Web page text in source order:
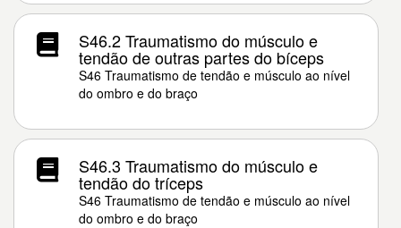
S46.2 Traumatismo do músculo e
tendão de outras partes do bíceps
S46 Traumatismo de tendão e músculo ao nível
do ombro e do braço
S46.3 Traumatismo do músculo e
tendão do tríceps
S46 Traumatismo de tendão e músculo ao nível
do ombro e do braço